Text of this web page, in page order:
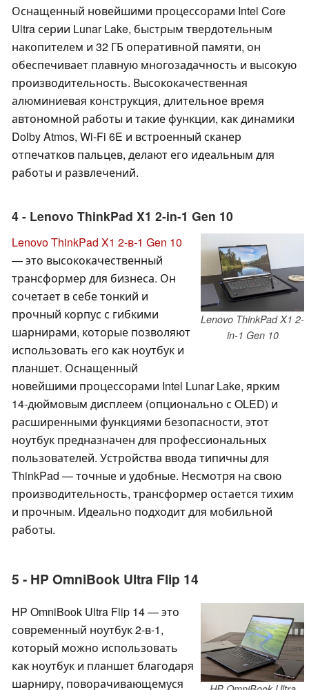
Оснащенный новейшими процессорами Intel Core
Ultra серии Lunar Lake, быстрым твердотельным
накопителем и 32 ГБ оперативной памяти, он
обеспечивает плавную многозадачность и высокую
производительность. Высококачественная
алюминиевая конструкция, длительное время
автономной работы и такие функции, как динамики
Dolby Atmos, Wi-Fi 6E и встроенный сканер
отпечатков пальцев, делают его идеальным для
работы и развлечений.
4 - Lenovo ThinkPad X1 2-in-1 Gen 10
Lenovo ThinkPad X1 2-
in-1 Gen 10
Lenovo ThinkPad X1 2-в-1 Gen 10
— это высококачественный
трансформер для бизнеса. Он
сочетает в себе тонкий и
прочный корпус с гибкими
шарнирами, которые позволяют
использовать его как ноутбук и
планшет. Оснащенный
новейшими процессорами Intel Lunar Lake, ярким
14-дюймовым дисплеем (опционально с OLED) и
расширенными функциями безопасности, этот
ноутбук предназначен для профессиональных
пользователей. Устройства ввода типичны для
ThinkPad — точные и удобные. Несмотря на свою
производительность, трансформер остается тихим
и прочным. Идеально подходит для мобильной
работы.
5 - HP OmniBook Ultra Flip 14
HP OmniBook Ultra Flip 14 — это
современный ноутбук 2-в-1,
который можно использовать
как ноутбук и планшет благодаря
шарниру, поворачивающемуся